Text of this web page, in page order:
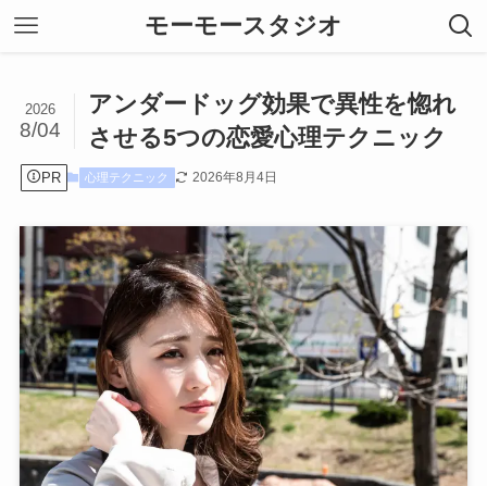
モーモースタジオ
アンダードッグ効果で異性を惚れ
させる5つの恋愛心理テクニック
2026
8/04
PR 心理テクニック 2026年8月4日